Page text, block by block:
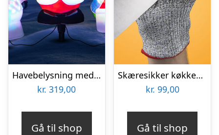
Havebelysning med Julefigurer
kr. 319,00
Gå til shop
Skæresikker køkkenhandske
kr. 99,00
Gå til shop